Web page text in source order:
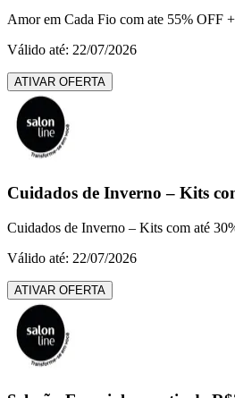
Amor em Cada Fio com ate 55% OFF
Válido até: 22/07/2026
ATIVAR OFERTA
Cuidados de Inverno – Kits
Cuidados de Inverno – Kits com até
Válido até: 22/07/2026
ATIVAR OFERTA